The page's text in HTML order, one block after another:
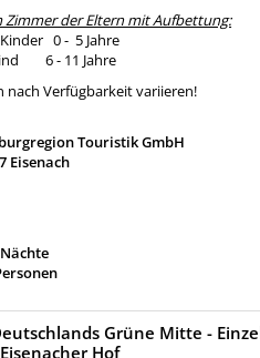
Zimmer der Eltern mit Aufbettung:
0 - 5 Jahre
6 - 11 Jahre
nach Verfügbarkeit variieren!
Touristik GmbH
Eisenach
Grüne Mitte -
Hof